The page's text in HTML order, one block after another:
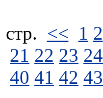
стp. << 1 2
21 22 23 24
40 41 42 43